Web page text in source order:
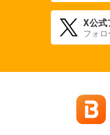
X公式
フォ